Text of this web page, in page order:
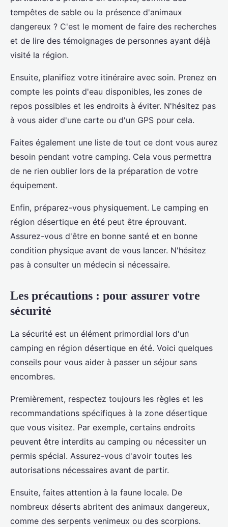
tempêtes de sable ou la présence d'animaux
dangereux ? C'est le moment de faire des recherches
et de lire des témoignages de personnes ayant déjà
visité la région.
Ensuite, planifiez votre itinéraire avec soin. Prenez en
compte les points d'eau disponibles, les zones de
repos possibles et les endroits à éviter. N'hésitez pas
à vous aider d'une carte ou d'un GPS pour cela.
Faites également une liste de tout ce dont vous aurez
besoin pendant votre camping. Cela vous permettra
de ne rien oublier lors de la préparation de votre
équipement.
Enfin, préparez-vous physiquement. Le camping en
région désertique en été peut être éprouvant.
Assurez-vous d'être en bonne santé et en bonne
condition physique avant de vous lancer. N'hésitez
pas à consulter un médecin si nécessaire.
Les précautions : pour assurer votre
sécurité
La sécurité est un élément primordial lors d'un
camping en région désertique en été. Voici quelques
conseils pour vous aider à passer un séjour sans
encombres.
Premièrement, respectez toujours les règles et les
recommandations spécifiques à la zone désertique
que vous visitez. Par exemple, certains endroits
peuvent être interdits au camping ou nécessiter un
permis spécial. Assurez-vous d'avoir toutes les
autorisations nécessaires avant de partir.
Ensuite, faites attention à la faune locale. De
nombreux déserts abritent des animaux dangereux,
comme des serpents venimeux ou des scorpions.